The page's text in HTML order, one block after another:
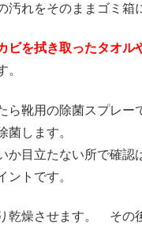
汚れをそのままゴミ箱
ビを拭き取ったタオル
。
ら靴用の除菌スプレー
菌します。
か目立たない所で確認
ントです。
乾燥させます。 その